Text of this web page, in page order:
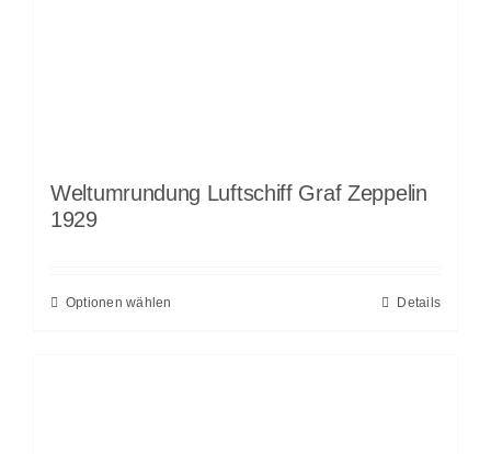
Weltumrundung Luftschiff Graf Zeppelin
1929
Optionen wählen Details